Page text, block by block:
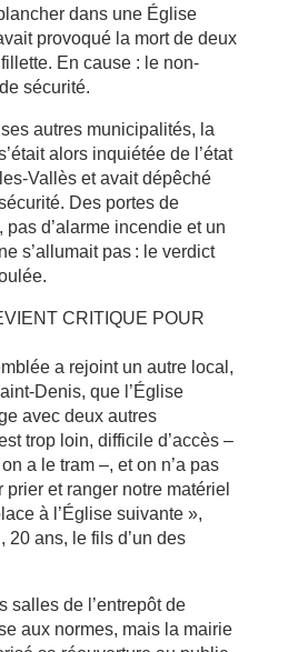
dans une Église
provoqué la mort de deux
En cause : le non-
sécurité.
autres municipalités, la
alors inquiétée de l’état
Vallès et avait dépêché
Des portes de
d’alarme incendie et un
s’allumait pas : le verdict
CRITIQUE POUR
a rejoint un autre local,
Denis, que l’Église
avec deux autres
trop loin, difficile d’accès –
a le tram –, et on n’a pas
et ranger notre matériel
à l’Église suivante »,
20 ans, le fils d’un des
salles de l’entrepôt de
aux normes, mais la mairie